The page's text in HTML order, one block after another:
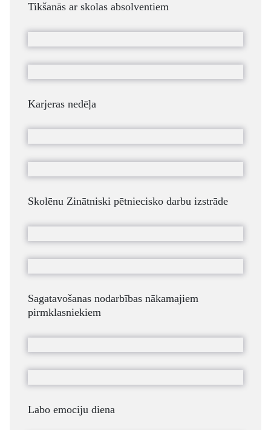
Tikšanās ar skolas absolventiem
Karjeras nedēļa
Skolēnu Zinātniski pētniecisko darbu izstrāde
Sagatavošanas nodarbības nākamajiem
pirmklasniekiem
Labo emociju diena